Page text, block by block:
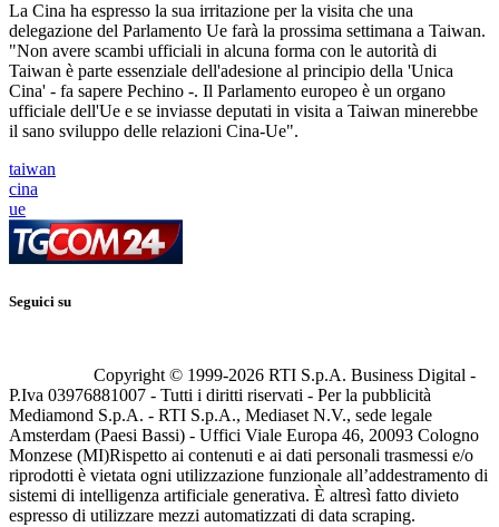
La Cina ha espresso la sua irritazione per la visita che una
delegazione del Parlamento Ue farà la prossima settimana a Taiwan.
"Non avere scambi ufficiali in alcuna forma con le autorità di
Taiwan è parte essenziale dell'adesione al principio della 'Unica
Cina' - fa sapere Pechino -. Il Parlamento europeo è un organo
ufficiale dell'Ue e se inviasse deputati in visita a Taiwan minerebbe
il sano sviluppo delle relazioni Cina-Ue".
taiwan
cina
ue
Seguici su
Copyright © 1999-2026 RTI S.p.A. Business Digital -
P.Iva 03976881007 - Tutti i diritti riservati - Per la pubblicità
Mediamond S.p.A. - RTI S.p.A., Mediaset N.V., sede legale
Amsterdam (Paesi Bassi) - Uffici Viale Europa 46, 20093 Cologno
Monzese (MI)Rispetto ai contenuti e ai dati personali trasmessi e/o
riprodotti è vietata ogni utilizzazione funzionale all’addestramento di
sistemi di intelligenza artificiale generativa. È altresì fatto divieto
espresso di utilizzare mezzi automatizzati di data scraping.